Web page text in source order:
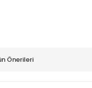
Önerileri